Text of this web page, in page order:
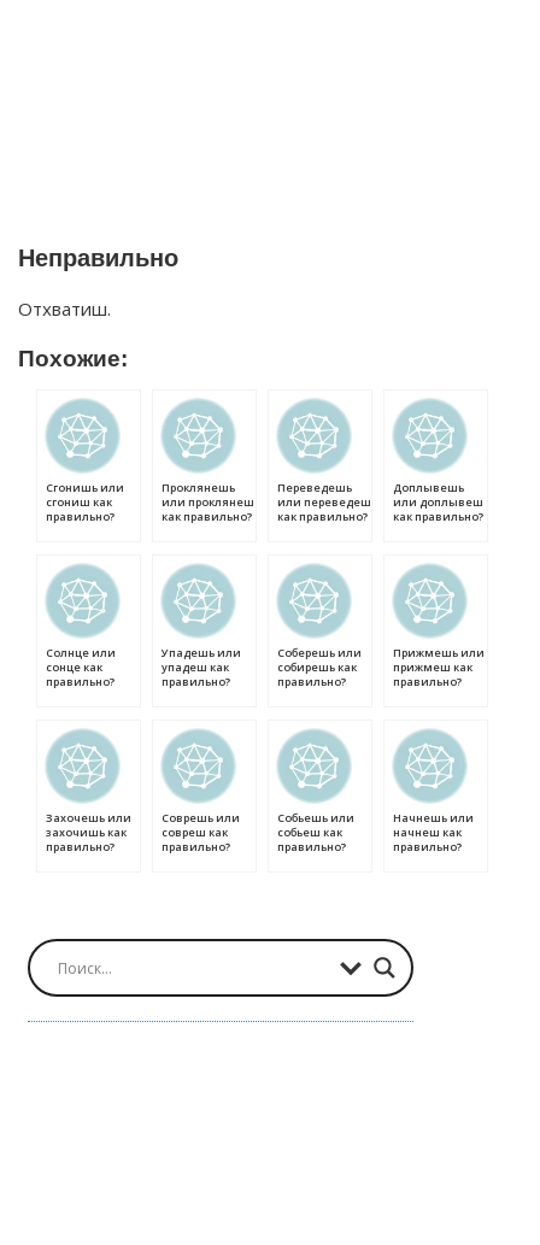
Неправильно
Отхватиш.
Похожие:
Сгонишь или
сгониш как
правильно?
Проклянешь
или проклянеш
как правильно?
Переведешь
или переведеш
как правильно?
Доплывешь
или доплывеш
как правильно?
Солнце или
сонце как
правильно?
Упадешь или
упадеш как
правильно?
Соберешь или
собирешь как
правильно?
Прижмешь или
прижмеш как
правильно?
Захочешь или
захочишь как
правильно?
Соврешь или
совреш как
правильно?
Собьешь или
собьеш как
правильно?
Начнешь или
начнеш как
правильно?